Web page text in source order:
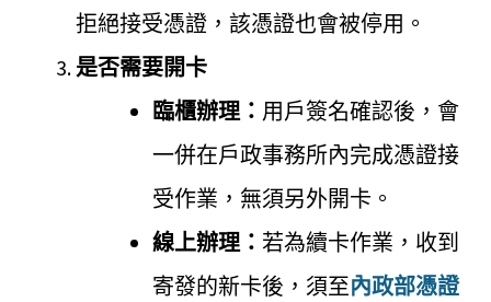
拒絕接受憑證，該憑證也會被停用。
是否需要開卡
臨櫃辦理： 用戶簽名確認後，會
一併在戶政事務所內完成憑證接
受作業，無須另外開卡。
線上辦理：若為續卡作業，收到
寄發的新卡後，須至內政部憑證